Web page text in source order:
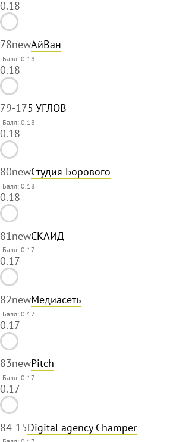
0.18
78newАйВан
Балл: 0.18
0.18
79-175 УГЛОВ
Балл: 0.18
0.18
80newСтудия Борового
Балл: 0.18
0.18
81newСКАИД
Балл: 0.17
0.17
82newМедиасеть
Балл: 0.17
0.17
83newPitch
Балл: 0.17
0.17
84-15Digital agency Champer